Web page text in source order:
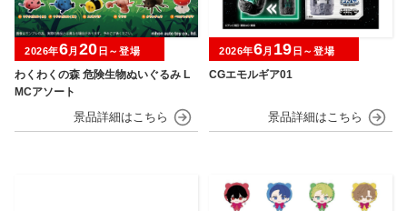
わくわくの森 危険生物ぬいぐるみ L
MCアソート
2026年6月 20 日～登場
CGエモルギア01
2026年6月 19 日～登場